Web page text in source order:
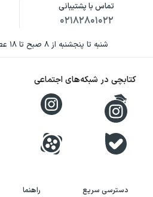
دانشگاه و دانشجویانش
برقرار شود. اما معمولا این
نمی‌شود و با باقی ماندن در
خلاصه می‌گردد. یکی از افرادی
عمیق داشت و به جای بسط نظری
برقرار ساختن میان حوزه و
کرد، کسی نیست جز
نظریه‌پرداز و پژوهشگر علوم
اسلام، کسی است که همزمان
تماس با پشتیبانی
۰۲۱۸۲۸۰۱۰۲۲
شنبه تا پنجشنبه از ۸ صبح تا ۱۸ عصر بجز روزهای تعطیل
دسترسی سریع
راهنما
کتابچی در شبکه‌های اجتماعی